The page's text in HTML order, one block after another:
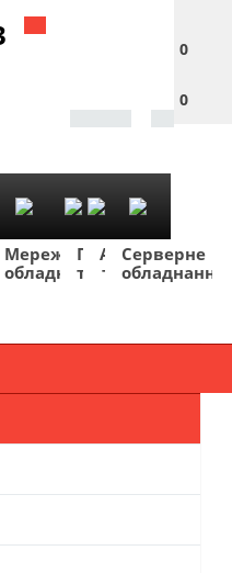
0
0
Мережеве
обладнання
Побутова
техніка
TV
та
Фото
та
Авто
та
Серверне
обладнання